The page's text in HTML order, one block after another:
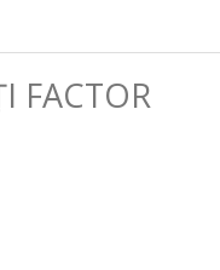
FACTOR